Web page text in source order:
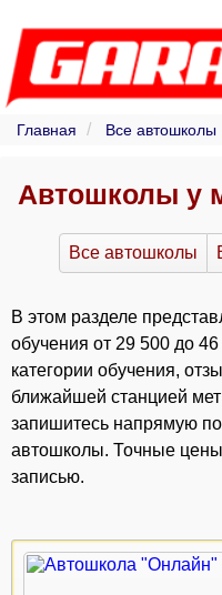
Главная Все автошколы
Автошколы у
Все автошколы
В этом разделе
обучения от 29 500 до
категории обучения,
ближайшей станцией
запишитесь напрямую
автошколы. Точные цены
записью.